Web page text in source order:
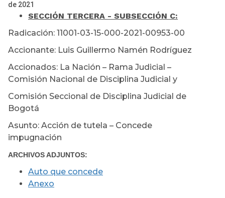
de 2021
SECCIÓN TERCERA - SUBSECCIÓN C:
Radicación: 11001-03-15-000-2021-00953-00
Accionante: Luis Guillermo Namén Rodríguez
Accionados: La Nación – Rama Judicial –
Comisión Nacional de Disciplina Judicial y
Comisión Seccional de Disciplina Judicial de
Bogotá
Asunto: Acción de tutela – Concede
impugnación
ARCHIVOS ADJUNTOS:
Auto que concede
Anexo